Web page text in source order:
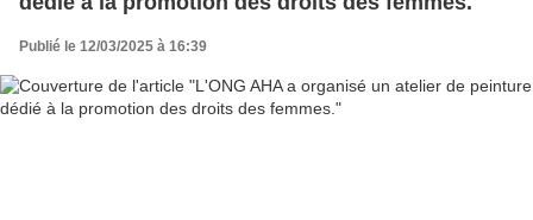
Publié le 12/03/2025 à 16:39